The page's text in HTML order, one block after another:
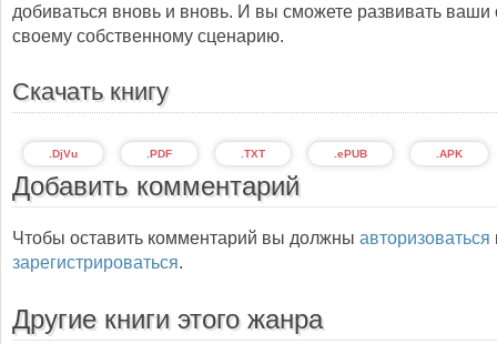
добиваться вновь и вновь. И вы сможете развивать
своему собственному сценарию.
Скачать книгу
.APK
.ePUB
.TXT
.PDF
.DjVu
Добавить комментарий
Чтобы оставить комментарий вы должны авторизоваться
зарегистрироваться.
Другие книги этого жанра